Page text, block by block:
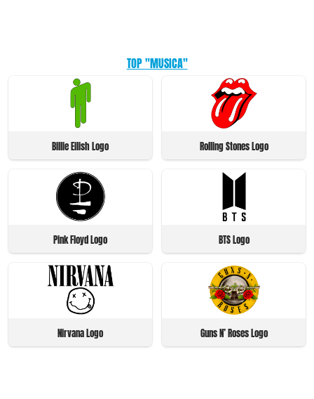
TOP "MUSICA"
Billie Eilish Logo Rolling Stones Logo
Pink Floyd Logo BTS Logo
Nirvana Logo Guns N’ Roses Logo